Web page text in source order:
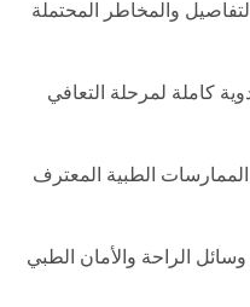
والمخاطر المحتملة
كاملة لمرحلة التعافي
الممارسات الطبية المعترف
الراحة والأمان الطبي